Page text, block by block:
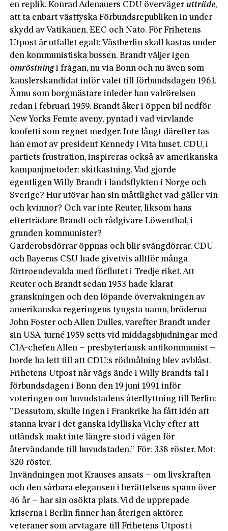
en replik. Konrad Adenauers CDU övervägerutträde,
att ta enbart västtyska Förbundsrepubliken in under
skydd av Vatikanen, EEC och Nato. För Frihetens
Utpost är utfallet egalt: Västberlin skall kastas under
den kommunistiska bussen. Brandt väljer igen
omröstningi frågan, nu via Bonn och nu även som
kanslerskandidat inför valet till förbundsdagen 1961.
Ännu som borgmästare inleder han valrörelsen
redan i februari 1959. Brandt åker i öppen bil nedför
New Yorks Femte aveny, pyntad i vad virvlande
konfetti som regnet medger. Inte långt därefter tas
han emot av president Kennedy i Vita huset. CDU, i
partiets frustration, inspireras också av amerikanska
kampanjmetoder: skitkastning. Vad gjorde
egentligen Willy Brandt i landsflykten i Norge och
Sverige? Hur utövar han sin måttlighet vad gäller vin
och kvinnor? Och var inte Reuter, liksom hans
efterträdare Brandt och rådgivare Löwenthal, i
grunden kommunister?
Garderobsdörrar öppnas och blir svängdörrar. CDU
och Bayerns CSU hade givetvis alltför många
förtroendevalda med förflutet i Tredje riket. Att
Reuter och Brandt sedan 1953 hade klarat
granskningen och den löpande övervakningen av
amerikanska regeringens tyngsta namn, bröderna
John Foster och Allen Dulles, varefter Brandt under
sin USA-turné 1959 setts vid middagsbjudningar med
CIA-chefen Allen – presbyteriansk antikommunist –
borde ha lett till att CDU:s rödmålning blev avblåst.
Frihetens Utpost når vägs ände i Willy Brandts tal i
förbundsdagen i Bonn den 19 juni 1991 inför
voteringen om huvudstadens återflyttning till Berlin:
”Dessutom, skulle ingen i Frankrike ha fått idén att
stanna kvar i det ganska idylliska Vichy efter att
utländsk makt inte längre stod i vägen för
återvändande till huvudstaden.” För: 338 röster. Mot:
320 röster.
Invändningen mot Krauses ansats – om livskraften
och den sårbara elegansen i berättelsens spann över
46 år – har sin osökta plats. Vid de upprepade
kriserna i Berlin finner han återigen aktörer,
veteraner som arvtagare till Frihetens Utpost i